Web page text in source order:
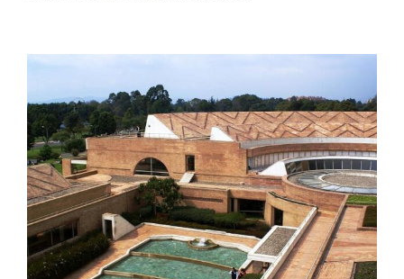
Instituciones Culturales en
Colombia
Colombia Instituciones